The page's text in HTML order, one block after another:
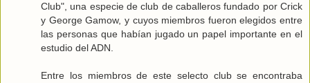
Club", una especie de club de caballeros fundado por Crick
y George Gamow, y cuyos miembros fueron elegidos entre
las personas que habían jugado un papel importante en el
estudio del ADN.
Entre los miembros de este selecto club se encontraba